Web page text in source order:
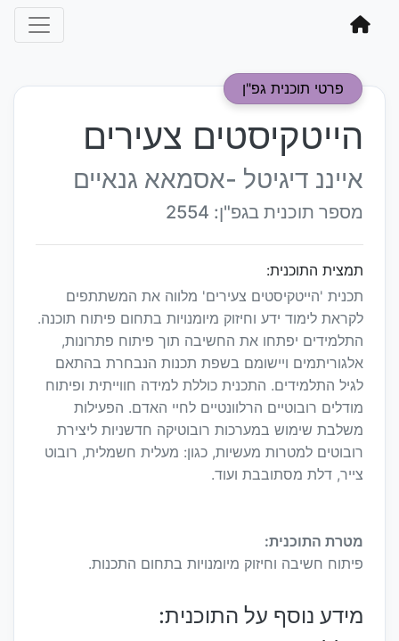
פרטי תוכנית גפ"ן
הייטקיסטים צעירים
אייננ דיגיטל -אסמאא גנאיים
מספר תוכנית בגפ"ן: 2554
תמצית התוכנית:
תכנית 'הייטקיסטים צעירים' מלווה את המשתתפים
לקראת לימוד ידע וחיזוק מיומנויות בתחום פיתוח תוכנה.
התלמידים יפתחו את החשיבה תוך פיתוח פתרונות,
אלגוריתמים ויישומם בשפת תכנות הנבחרת בהתאם
לגיל התלמידים. התכנית כוללת למידה חווייתית ופיתוח
מודלים רובוטיים הרלוונטיים לחיי האדם. הפעילות
משלבת שימוש במערכות רובוטיקה חדשניות ליצירת
רובוטים למטרות מעשיות, כגון: מעלית חשמלית, רובוט
צייר, דלת מסתובבת ועוד.
מטרת התוכנית:
פיתוח חשיבה וחיזוק מיומנויות בתחום התכנות.
מידע נוסף על התוכנית: